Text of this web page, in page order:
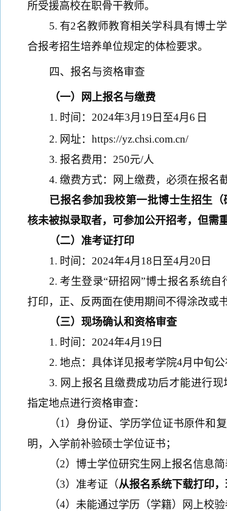
所受援高校在职骨干教师。
5. 有2名教师教育相关学科具有博士
合报考招生培养单位规定的体检要求。
四、报名与资格审查
（一）网上报名与缴费
1. 时间： 2024年3月 19 日至4月 6 日
2. 网址： https://yz.chsi.com.cn/
3. 报名费用： 250元/人
4. 缴费方式：网上缴费， 必须在报名
已报名参加我校第一批博士生招生
核未被拟录取者， 可参加公开招考，但需
（二）准考证打印
1. 时间： 2024年4月 18 日至4月 20 日
2. 考生登录“研招网”博士报名系统自
打印，正、反两面在使用期间不得涂改或
（三）现场确认和资格审查
1. 时间： 2024年4月 19 日
2. 地点： 具体详见报考学院4月中旬
3. 网上报名且缴费成功后才能进行
指定地点进行资格审查：
（1）身份证、 学历学位证书原件和
明，入学前补验硕士学位证书；
（2）博士学位研究生网上报名信息
（3）准考证（从报名系统下载打印
（4）未能通过学历（学籍）网上校